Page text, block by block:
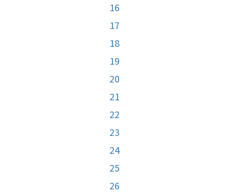
16
17
18
19
20
21
22
23
24
25
26